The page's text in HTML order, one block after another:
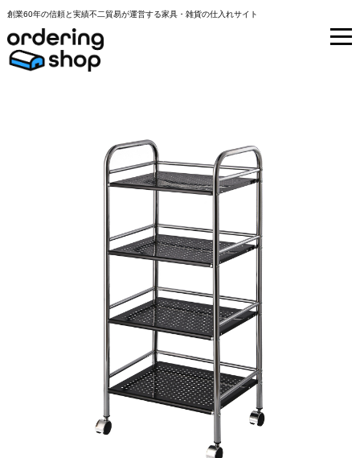
創業60年の信頼と実績不二貿易が運営する家具・雑貨の仕入れサイト